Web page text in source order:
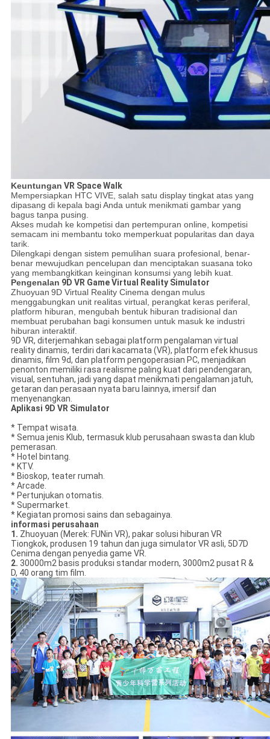
Keuntungan VR Space Walk
Mempersiapkan HTC VIVE, salah satu display tingkat atas yang
dipasang di kepala bagi Anda untuk menikmati gambar yang
bagus tanpa pusing.
Akses mudah ke kompetisi dan pertempuran online, kompetisi
semacam ini membantu toko memperkuat popularitas dan daya
tarik.
Dilengkapi dengan sistem pemulihan suara profesional, benar-
benar mewujudkan pencelupan dan menciptakan suasana toko
yang membangkitkan keinginan konsumsi yang lebih kuat.
Pengenalan 9D VR Game Virtual Reality Simulator
Zhuoyuan 9D Virtual Reality Cinema dengan mulus
menggabungkan unit realitas virtual, perangkat keras periferal,
platform hiburan, mengubah bentuk hiburan tradisional dan
membuat perubahan bagi konsumen untuk masuk ke industri
hiburan interaktif.
9D VR, diterjemahkan sebagai platform pengalaman virtual
reality dinamis, terdiri dari kacamata (VR), platform efek khusus
dinamis, film 9d, dan platform pengoperasian PC, menjadikan
penonton memiliki rasa realisme paling kuat dari pendengaran,
visual, sentuhan, jadi yang dapat menikmati pengalaman jatuh,
getaran dan perasaan nyata baru lainnya, imersif dan
menyenangkan.
Aplikasi 9D VR Simulator
* Tempat wisata.
* Semua jenis Klub, termasuk klub perusahaan swasta dan klub
pemerasan.
* Hotel bintang.
* KTV.
* Bioskop, teater rumah.
* Arcade.
* Pertunjukan otomatis.
* Supermarket.
* Kegiatan promosi sains dan sebagainya.
informasi perusahaan
1. Zhuoyuan (Merek: FUNin VR), pakar solusi hiburan VR
Tiongkok, produsen 19 tahun dan juga simulator VR asli, 5D7D
Cenima dengan penyedia game VR.
2. 30000m2 basis produksi standar modern, 3000m2 pusat R &
D, 40 orang tim film.